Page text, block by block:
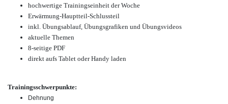
hochwertige Trainingseinheit der Woche
Erwärmung-Hauptteil-Schlussteil
inkl. Übungsablauf, Übungsgrafiken und Übungsvideos
aktuelle Themen
8-seitige PDF
direkt aufs Tablet oder Handy laden
Trainingsschwerpunkte:
Dehnung